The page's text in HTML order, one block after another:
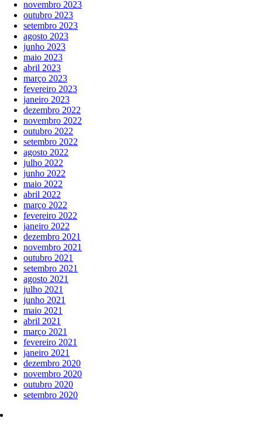
novembro 2023
outubro 2023
setembro 2023
agosto 2023
junho 2023
maio 2023
abril 2023
março 2023
fevereiro 2023
janeiro 2023
dezembro 2022
novembro 2022
outubro 2022
setembro 2022
agosto 2022
julho 2022
junho 2022
maio 2022
abril 2022
março 2022
fevereiro 2022
janeiro 2022
dezembro 2021
novembro 2021
outubro 2021
setembro 2021
agosto 2021
julho 2021
junho 2021
maio 2021
abril 2021
março 2021
fevereiro 2021
janeiro 2021
dezembro 2020
novembro 2020
outubro 2020
setembro 2020